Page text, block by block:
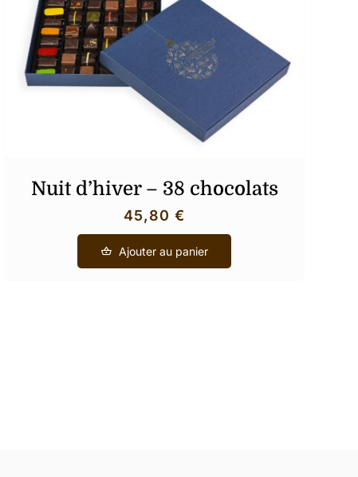
Nuit d’hiver – 38 chocolats
45,80€
Ajouter au panier